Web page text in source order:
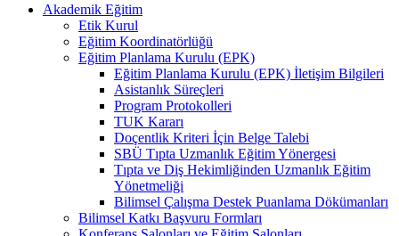
Akademik Eğitim
Etik Kurul
Eğitim Koordinatörlüğü
Eğitim Planlama Kurulu (EPK)
Eğitim Planlama Kurulu (EPK) İletişim Bilgileri
Asistanlık Süreçleri
Program Protokolleri
TUK Kararı
Doçentlik Kriteri İçin Belge Talebi
SBÜ Tıpta Uzmanlık Eğitim Yönergesi
Tıpta ve Diş Hekimliğinden Uzmanlık Eğitim
Yönetmeliği
Bilimsel Çalışma Destek Puanlama Dökümanları
Bilimsel Katkı Başvuru Formları